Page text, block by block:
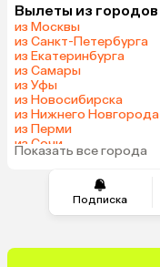
Подписка
Вылеты из городов
из Москвы
из Санкт-Петербурга
из Екатеринбурга
из Самары
из Уфы
из Новосибирска
из Нижнего Новгорода
из Перми
из Сочи
из Челябинска
Показать все города